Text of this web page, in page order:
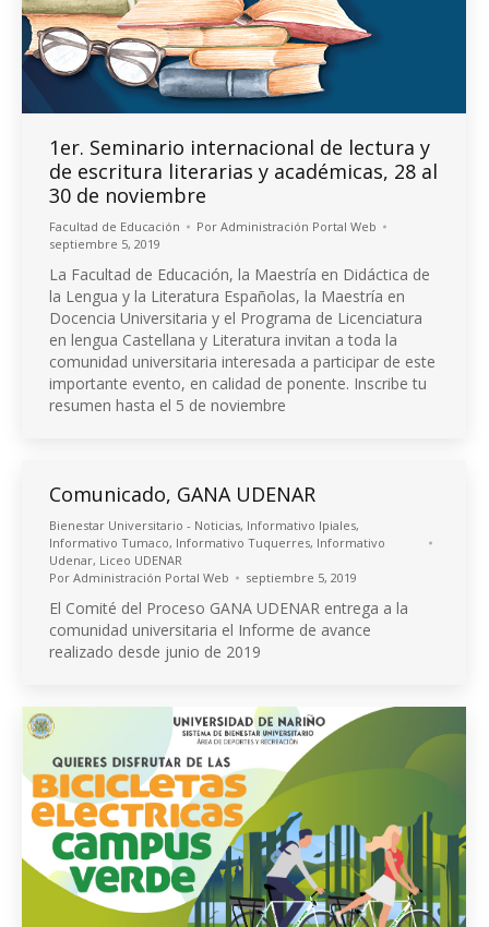
1er. Seminario internacional de lectura y
de escritura literarias y académicas, 28 al
30 de noviembre
Facultad de Educación Por Administración Portal Web
septiembre 5, 2019
La Facultad de Educación, la Maestría en Didáctica de
la Lengua y la Literatura Españolas, la Maestría en
Docencia Universitaria y el Programa de Licenciatura
en lengua Castellana y Literatura invitan a toda la
comunidad universitaria interesada a participar de este
importante evento, en calidad de ponente. Inscribe tu
resumen hasta el 5 de noviembre
Comunicado, GANA UDENAR
Bienestar Universitario - Noticias, Informativo Ipiales,
Informativo Tumaco, Informativo Tuquerres, Informativo
Udenar, Liceo UDENAR
Por Administración Portal Web septiembre 5, 2019
El Comité del Proceso GANA UDENAR entrega a la
comunidad universitaria el Informe de avance
realizado desde junio de 2019